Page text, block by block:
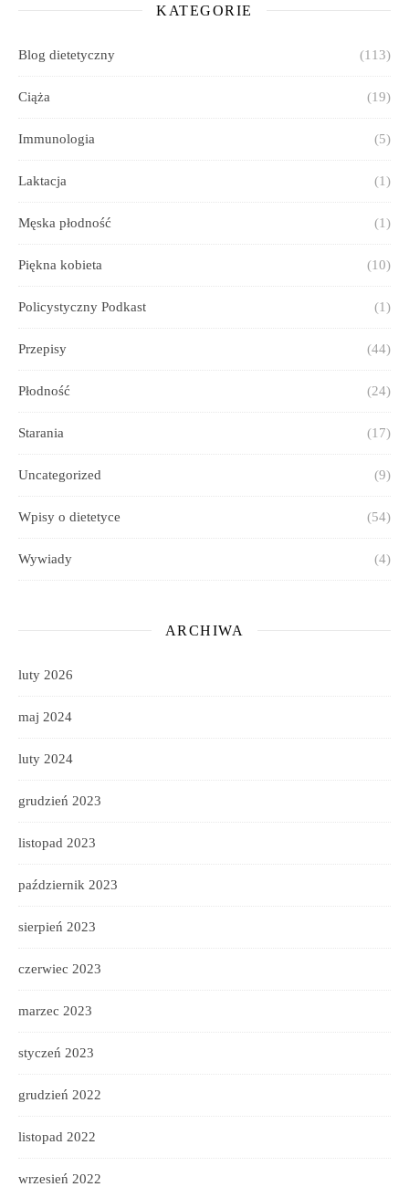
KATEGORIE
Blog dietetyczny (113)
Ciąża (19)
Immunologia (5)
Laktacja (1)
Męska płodność (1)
Piękna kobieta (10)
Policystyczny Podkast (1)
Przepisy (44)
Płodność (24)
Starania (17)
Uncategorized (9)
Wpisy o dietetyce (54)
Wywiady (4)
ARCHIWA
luty 2026
maj 2024
luty 2024
grudzień 2023
listopad 2023
październik 2023
sierpień 2023
czerwiec 2023
marzec 2023
styczeń 2023
grudzień 2022
listopad 2022
wrzesień 2022